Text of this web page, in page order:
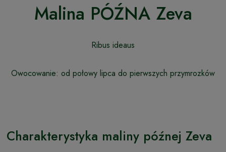
Malina PÓŹNA Zeva
Ribus ideaus
Owocowanie: od połowy lipca do pierwszych przymrozków
Charakterystyka maliny późnej Zeva